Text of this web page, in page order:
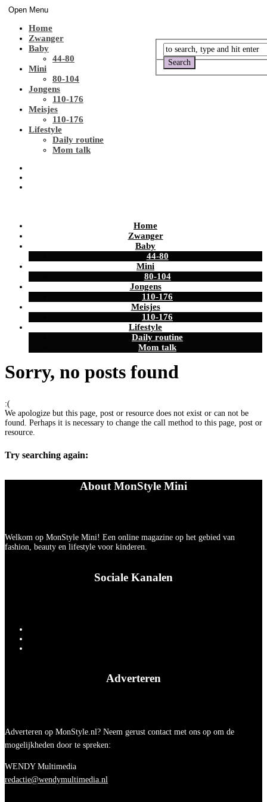
Open Menu
Home
Zwanger
Baby
44-80
Mini
80-104
Jongens
110-176
Meisjes
110-176
Lifestyle
Daily routine
Mom talk
Home
Zwanger
Baby
44-80
Mini
80-104
Jongens
110-176
Meisjes
110-176
Lifestyle
Daily routine
Mom talk
Sorry, no posts found
:(
We apologize but this page, post or resource does not exist or can not be
found. Perhaps it is necessary to change the call method to this page, post or
resource.
Try searching again:
About MonStyle Mini
Welkom op MonStyle Mini! Een online magazine op het gebied van
fashion, beauty en lifestyle voor kinderen.
Sociale Kanalen
Adverteren
Adverteren op MonStyle.nl? Neem gerust contact met ons op om de
mogelijkheden door te spreken:
WENDY Multimedia
redactie@wendymultimedia.nl